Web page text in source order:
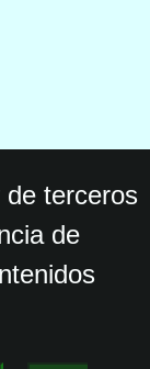
terceros
de